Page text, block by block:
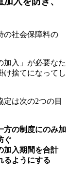
の社会保障料の
加入」が必要なた
け捨てになってし
は次の2つの目
方の制度にのみ加
ぐ
加入期間を合計
るようにする